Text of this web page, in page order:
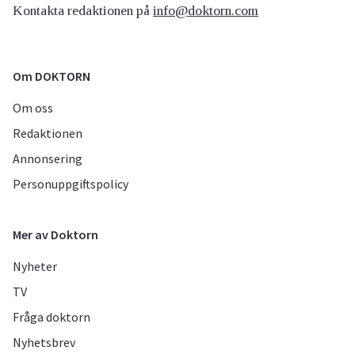
Kontakta redaktionen på info@doktorn.com
Om DOKTORN
Om oss
Redaktionen
Annonsering
Personuppgiftspolicy
Mer av Doktorn
Nyheter
TV
Fråga doktorn
Nyhetsbrev